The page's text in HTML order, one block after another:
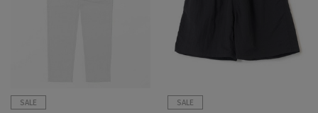
SALE
SALE